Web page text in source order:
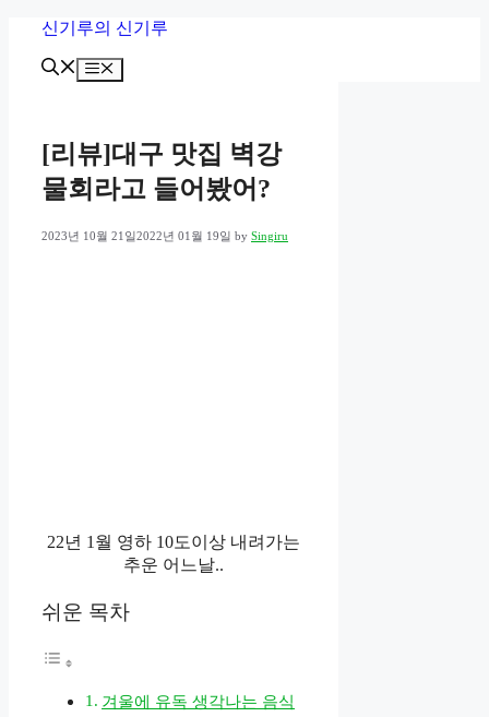
content
신기루의 신기루
Menu
[리뷰]대구 맛집 벽강
물회라고 들어봤어?
2023년 10월 21일2022년 01월 19일 by Singiru
22년 1월 영하 10도이상 내려가는
추운 어느날..
쉬운 목차
겨울에 유독 생각나는 음식